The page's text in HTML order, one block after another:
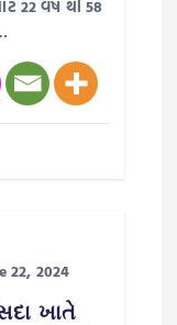
22 વર્ષ થી 58
22, 2024
ખાતે